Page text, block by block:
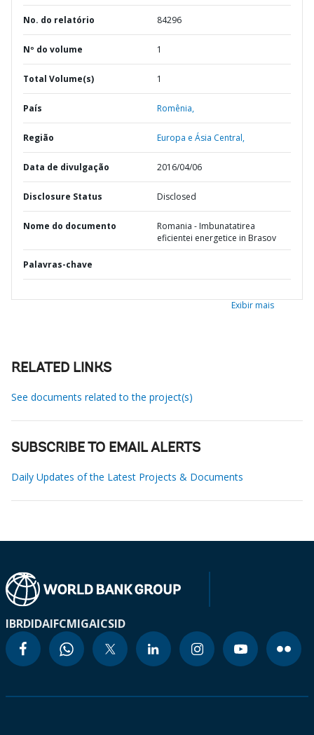
No. do relatório 84296
Nº do volume 1
Total Volume(s) 1
País Romênia,
Região Europa e Ásia Central,
Data de divulgação 2016/04/06
Disclosure Status Disclosed
Nome do documento
Romania - Imbunatatirea
eficientei energetice in Brasov
Palavras-chave
Exibir mais
RELATED LINKS
See documents related to the project(s)
SUBSCRIBE TO EMAIL ALERTS
Daily Updates of the Latest Projects & Documents
IBRDIDAIFCMIGAICSID